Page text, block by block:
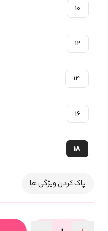
10
12
14
16
18
پاک کردن ویژگی ها